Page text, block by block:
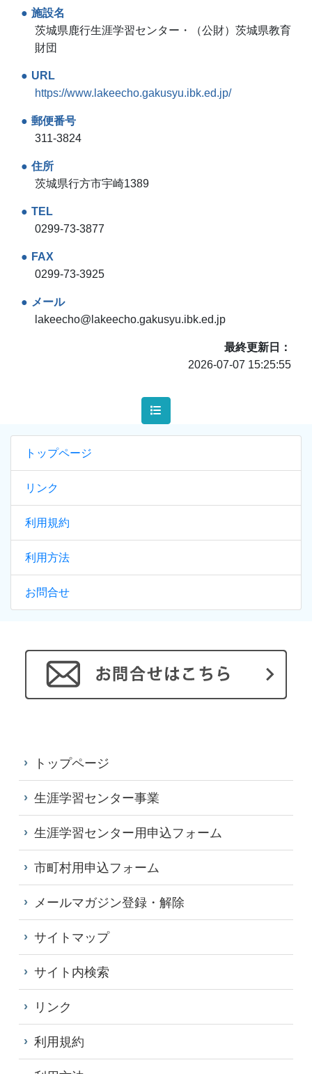
トップページ
リンク
利用規約
利用方法
お問合せ
施設名
茨城県鹿行生涯学習センター・（公財）茨城県教育
財団
URL
https://www.lakeecho.gakusyu.ibk.ed.jp/
郵便番号
311-3824
住所
茨城県行方市宇崎1389
TEL
0299-73-3877
FAX
0299-73-3925
メール
lakeecho@lakeecho.gakusyu.ibk.ed.jp
最終更新日
2026-07-07 15:25:55
トップページ
生涯学習センター事業
生涯学習センター用申込フォーム
市町村用申込フォーム
メールマガジン登録・解除
サイトマップ
サイト内検索
リンク
利用規約